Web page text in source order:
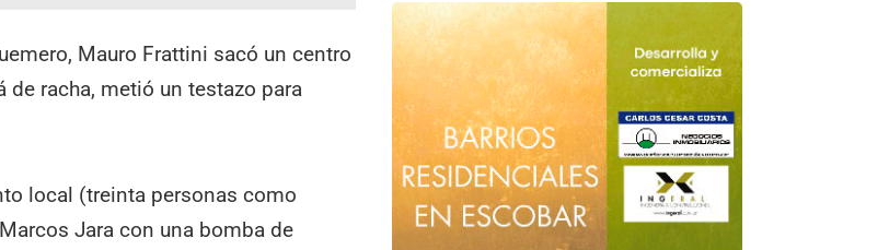
Mauro Frattini sacó un centro
de racha, metió un testazo para
local (treinta personas como
Jara con una bomba de